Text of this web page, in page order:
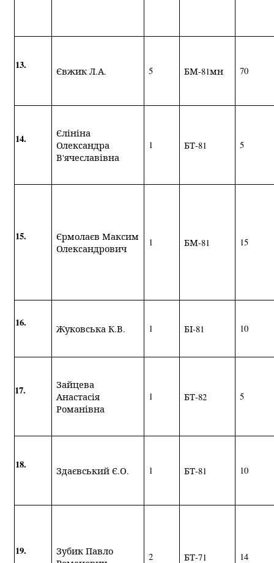
13.
Євжик Л.А. 5 БМ-81мн 70
14.
Єлініна
Олександра
В'ячеславівна
1 БТ-81 5
15.
Єрмолаєв Максим
Олександрович
1 БМ-81 15
16.
Жуковська К.В. 1 БІ-81 10
17.
Зайцева
Анастасія
Романівна
1 БТ-82 5
18.
Здаєвський Є.О. 1 БТ-81 10
19.
Зубик Павло
2 БТ-71 14